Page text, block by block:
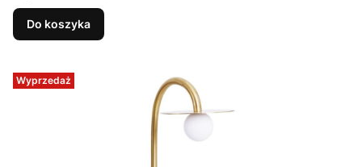
Do koszyka
Wyprzedaż